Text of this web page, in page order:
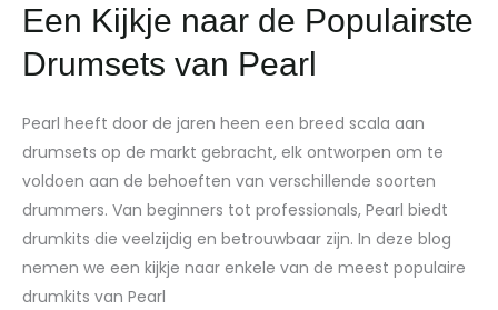
Een Kijkje naar de Populairste
Drumsets van Pearl
Pearl heeft door de jaren heen een breed scala aan
drumsets op de markt gebracht, elk ontworpen om te
voldoen aan de behoeften van verschillende soorten
drummers. Van beginners tot professionals, Pearl biedt
drumkits die veelzijdig en betrouwbaar zijn. In deze blog
nemen we een kijkje naar enkele van de meest populaire
drumkits van Pearl
Een
naar
Populairste
Drumsets
van
Pearl